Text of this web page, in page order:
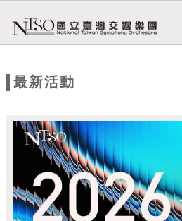
站
題
最新活動